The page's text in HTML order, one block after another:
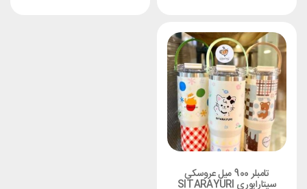
تامبلر 900 میل عروسکی
سیتارایوری SITARAYURI